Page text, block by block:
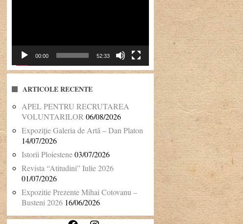
00:00 52:33
ARTICOLE RECENTE
APEL PENTRU RECRUTAREA
VOLUNTARILOR06/08/2026
Expoziție Galeria de Artă – Dan Platon
14/07/2026
Istorii Ploiestene03/07/2026
Revista “Atitudini” Iulie 2026
01/07/2026
Expozitie Prezente Mihai Cotovanu –
Busteni 2026 16/06/2026